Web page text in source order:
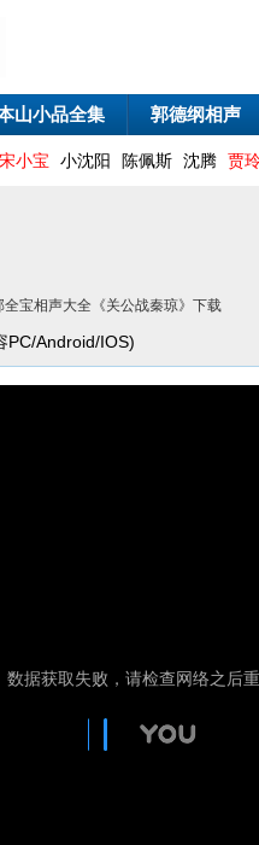
山小品全集 郭德纲相声
宋小宝 小沈阳 陈佩斯 沈腾 贾
宝相声大全《关公战秦琼》下载
PC/Android/IOS)